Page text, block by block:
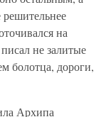
решительнее
на
не залитые
болотца, дороги,
Архипа